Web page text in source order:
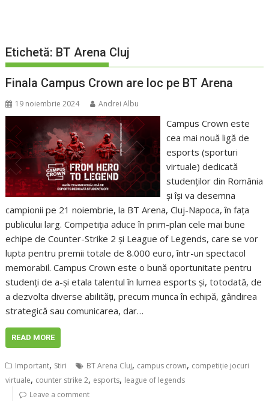
Etichetă: BT Arena Cluj
Finala Campus Crown are loc pe BT Arena
19 noiembrie 2024 Andrei Albu
Campus Crown este
cea mai nouă ligă de
esports (sporturi
virtuale) dedicată
studenților din România
și își va desemna
campionii pe 21 noiembrie, la BT Arena, Cluj-Napoca, în fața
publicului larg. Competiția aduce în prim-plan cele mai bune
echipe de Counter-Strike 2 și League of Legends, care se vor
lupta pentru premii totale de 8.000 euro, într-un spectacol
memorabil. Campus Crown este o bună oportunitate pentru
studenți de a-și etala talentul în lumea esports și, totodată, de
a dezvolta diverse abilități, precum munca în echipă, gândirea
strategică sau comunicarea, dar…
READ MORE
Important, Stiri BT Arena Cluj, campus crown, competiție jocuri
virtuale, counter strike 2, esports, league of legends
Leave a comment